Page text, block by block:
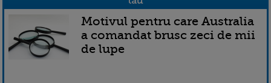
Motivul pentru care Australia
a comandat brusc zeci de mii
de lupe